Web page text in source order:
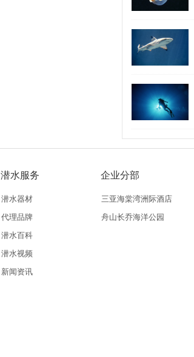
潜水服务
潜水器材
代理品牌
潜水百科
潜水视频
新闻资讯
企业分部
三亚海棠湾洲际酒店
舟山长乔海洋公园